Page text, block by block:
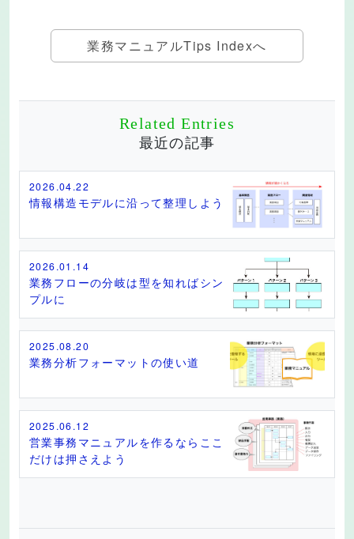
業務マニュアルTips Indexへ
Related Entries
最近の記事
2026.04.22
情報構造モデルに沿って整理しよう
2026.01.14
業務フローの分岐は型を知ればシン
プルに
2025.08.20
業務分析フォーマットの使い道
2025.06.12
営業事務マニュアルを作るならここ
だけは押さえよう